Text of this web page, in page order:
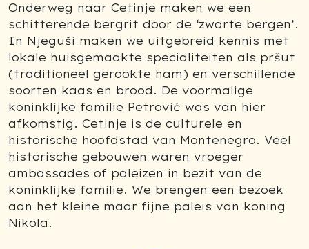
Onderweg naar Cetinje maken we een
schitterende bergrit door de ‘zwarte bergen’.
In Njeguši maken we uitgebreid kennis met
lokale huisgemaakte specialiteiten als pršut
(traditioneel gerookte ham) en verschillende
soorten kaas en brood. De voormalige
koninklijke familie Petrović was van hier
afkomstig. Cetinje is de culturele en
historische hoofdstad van Montenegro. Veel
historische gebouwen waren vroeger
ambassades of paleizen in bezit van de
koninklijke familie. We brengen een bezoek
aan het kleine maar fijne paleis van koning
Nikola.